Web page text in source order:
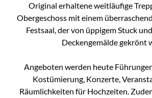
Original erhaltene weitläufige
Obergeschoss mit einem
Festsaal, der von üppigem Stuck
Deckengemälde gekrönt
Angeboten werden heute
Kostümierung, Konzerte,
Räumlichkeiten für Hochzeiten.